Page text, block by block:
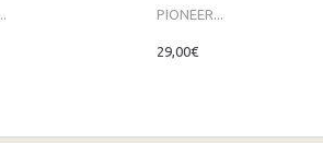
PIONEER...
29,00€